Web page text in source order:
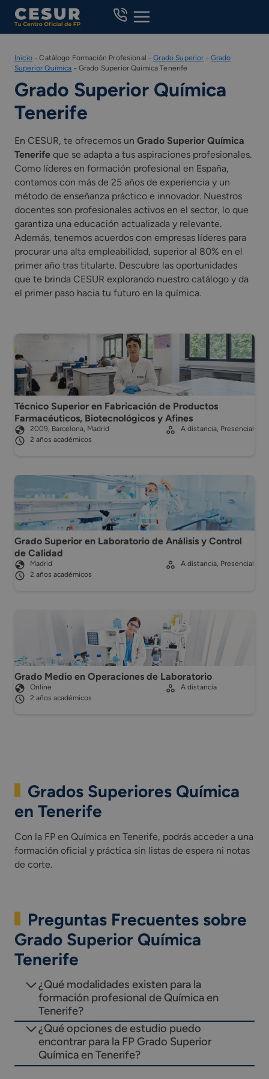
Skip
content
Inicio-Catálogo Formación Profesional -Grado Superior - Grado
Superior Química - Grado Superior Química Tenerife
Grado Superior Química
Tenerife
En CESUR, te ofrecemos un Grado Superior Química
Tenerife que se adapta a tus aspiraciones profesionales.
Como líderes en formación profesional en España,
contamos con más de 25 años de experiencia y un
método de enseñanza práctico e innovador. Nuestros
docentes son profesionales activos en el sector, lo que
garantiza una educación actualizada y relevante.
Además, tenemos acuerdos con empresas líderes para
procurar una alta empleabilidad, superior al 80% en el
primer año tras titularte. Descubre las oportunidades
que te brinda CESUR explorando nuestro catálogo y da
el primer paso hacia tu futuro en la química.
Técnico Superior en Fabricación de Productos
Farmacéuticos, Biotecnológicos y Afines
2009, Barcelona, Madrid
2 años académicos
A distancia, Presencial
Grado Superior en Laboratorio de Análisis y Control
de Calidad
Madrid
2 años académicos
A distancia, Presencial
Grado Medio en Operaciones de Laboratorio
Online
2 años académicos
A distancia
Grados Superiores Química
en Tenerife
Con la FP en Química en Tenerife, podrás acceder a una
formación oficial y práctica sin listas de espera ni notas
de corte.
Preguntas Frecuentes sobre
Grado Superior Química
Tenerife
¿Qué modalidades existen para la
formación profesional de Química en
Tenerife?
¿Qué opciones de estudio puedo
encontrar para la FP Grado Superior
Química en Tenerife?